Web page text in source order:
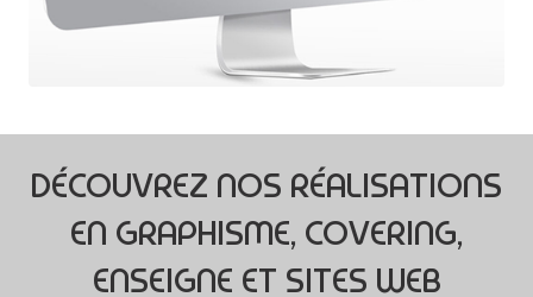
DÉCOUVREZ NOS RÉALISATIONS
EN GRAPHISME, COVERING,
ENSEIGNE ET SITES WEB